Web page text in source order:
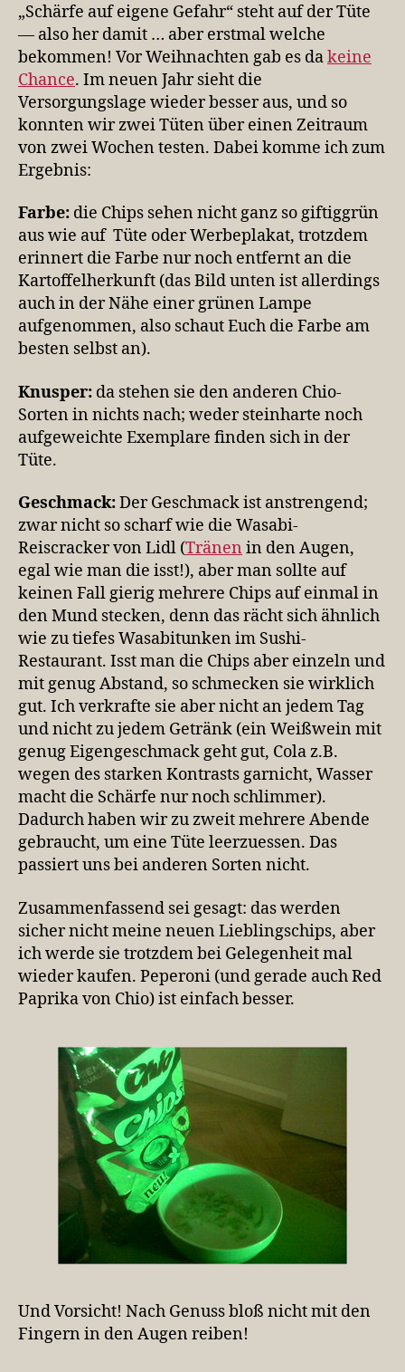
„Schärfe auf eigene Gefahr“ steht auf der Tüte
— also her damit … aber erstmal welche
bekommen! Vor Weihnachten gab es dakeine
Chance. Im neuen Jahr sieht die
Versorgungslage wieder besser aus, und so
konnten wir zwei Tüten über einen Zeitraum
von zwei Wochen testen. Dabei komme ich zum
Ergebnis:
Farbe: die Chips sehen nicht ganz so giftiggrün
aus wie auf Tüte oder Werbeplakat, trotzdem
erinnert die Farbe nur noch entfernt an die
Kartoffelherkunft (das Bild unten ist allerdings
auch in der Nähe einer grünen Lampe
aufgenommen, also schaut Euch die Farbe am
besten selbst an).
Knusper: da stehen sie den anderen Chio-
Sorten in nichts nach; weder steinharte noch
aufgeweichte Exemplare finden sich in der
Tüte.
Geschmack:Der Geschmack ist anstrengend;
zwar nicht so scharf wie die Wasabi-
Reiscracker von Lidl (Tränen in den Augen,
egal wie man die isst!), aber man sollte auf
keinen Fall gierig mehrere Chips auf einmal in
den Mund stecken, denn das rächt sich ähnlich
wie zu tiefes Wasabitunken im Sushi-
Restaurant. Isst man die Chips aber einzeln und
mit genug Abstand, so schmecken sie wirklich
gut. Ich verkrafte sie aber nicht an jedem Tag
und nicht zu jedem Getränk (ein Weißwein mit
genug Eigengeschmack geht gut, Cola z.B.
wegen des starken Kontrasts garnicht, Wasser
macht die Schärfe nur noch schlimmer).
Dadurch haben wir zu zweit mehrere Abende
gebraucht, um eine Tüte leerzuessen. Das
passiert uns bei anderen Sorten nicht.
Zusammenfassend sei gesagt: das werden
sicher nicht meine neuen Lieblingschips, aber
ich werde sie trotzdem bei Gelegenheit mal
wieder kaufen. Peperoni (und gerade auch Red
Paprika von Chio) ist einfach besser.
Und Vorsicht! Nach Genuss bloß nicht mit den
Fingern in den Augen reiben!